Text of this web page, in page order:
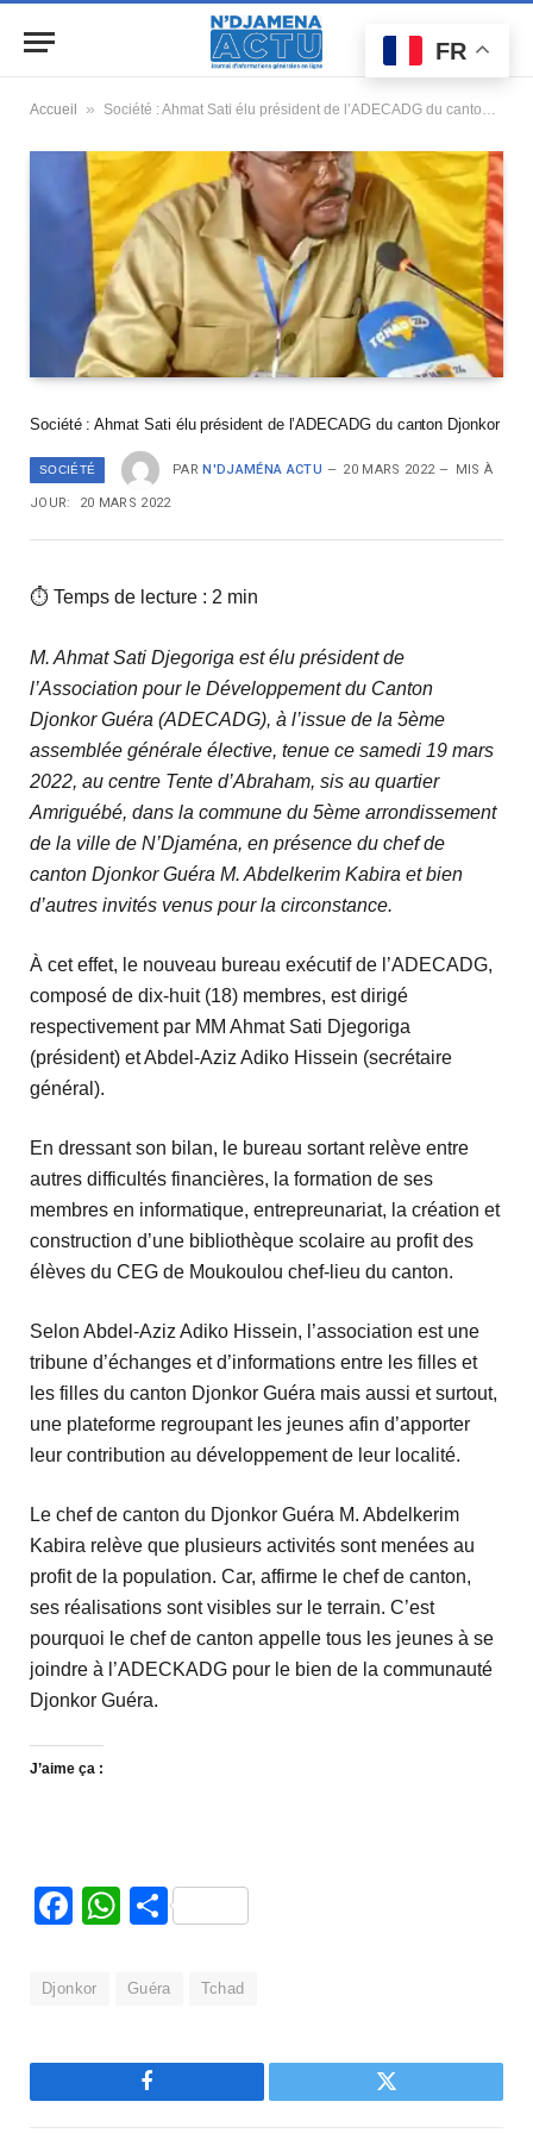
Accueil » Société : Ahmat Sati élu président de l’ADECADG du canton Djonkor
Société : Ahmat Sati élu président de l’ADECADG du canton Djonkor
SOCIÉTÉ PAR N'DJAMÉNA ACTU 20 MARS 2022 MIS À
JOUR: 20 MARS 2022
⏱ Temps de lecture : 2 min
M. Ahmat Sati Djegoriga est élu président de
l’Association pour le Développement du Canton
Djonkor Guéra (ADECADG), à l’issue de la 5ème
assemblée générale élective, tenue ce samedi 19 mars
2022, au centre Tente d’Abraham, sis au quartier
Amriguébé, dans la commune du 5ème arrondissement
de la ville de N’Djaména, en présence du chef de
canton Djonkor Guéra M. Abdelkerim Kabira et bien
d’autres invités venus pour la circonstance.
À cet effet, le nouveau bureau exécutif de l’ADECADG,
composé de dix-huit (18) membres, est dirigé
respectivement par MM Ahmat Sati Djegoriga
(président) et Abdel-Aziz Adiko Hissein (secrétaire
général).
En dressant son bilan, le bureau sortant relève entre
autres difficultés financières, la formation de ses
membres en informatique, entrepreunariat, la création et
construction d’une bibliothèque scolaire au profit des
élèves du CEG de Moukoulou chef-lieu du canton.
Selon Abdel-Aziz Adiko Hissein, l’association est une
tribune d’échanges et d’informations entre les filles et
les filles du canton Djonkor Guéra mais aussi et surtout,
une plateforme regroupant les jeunes afin d’apporter
leur contribution au développement de leur localité.
Le chef de canton du Djonkor Guéra M. Abdelkerim
Kabira relève que plusieurs activités sont menées au
profit de la population. Car, affirme le chef de canton,
ses réalisations sont visibles sur le terrain. C’est
pourquoi le chef de canton appelle tous les jeunes à se
joindre à l’ADECKADG pour le bien de la communauté
Djonkor Guéra.
J’aime ça :
Facebook
WhatsApp
Partager
Djonkor Guéra Tchad
Facebook Twitter
FR